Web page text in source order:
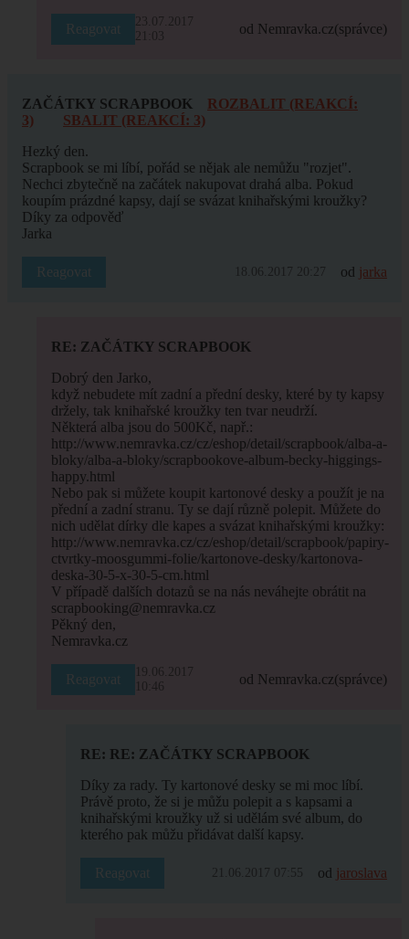
Reagovat
23.07.2017
21:03
od Nemravka.cz(správce)
ZAČÁTKY SCRAPBOOK
ROZBALIT (REAKCÍ:
3)
SBALIT (REAKCÍ: 3)
Hezký den.
Scrapbook se mi líbí, pořád se nějak ale nemůžu "rozjet".
Nechci zbytečně na začátek nakupovat drahá alba. Pokud
koupím prázdné kapsy, dají se svázat knihařskými kroužky?
Díky za odpověď
Jarka
Reagovat 18.06.2017 20:27 od jarka
RE: ZAČÁTKY SCRAPBOOK
Dobrý den Jarko,
když nebudete mít zadní a přední desky, které by ty kapsy
držely, tak knihařské kroužky ten tvar neudrží.
Některá alba jsou do 500Kč, např.:
http://www.nemravka.cz/cz/eshop/detail/scrapbook/alba-a-
bloky/alba-a-bloky/scrapbookove-album-becky-higgings-
happy.html
Nebo pak si můžete koupit kartonové desky a použít je na
přední a zadní stranu. Ty se dají různě polepit. Můžete do
nich udělat dírky dle kapes a svázat knihařskými kroužky:
http://www.nemravka.cz/cz/eshop/detail/scrapbook/papiry-
ctvrtky-moosgummi-folie/kartonove-desky/kartonova-
deska-30-5-x-30-5-cm.html
V případě dalších dotazů se na nás neváhejte obrátit na
scrapbooking@nemravka.cz
Pěkný den,
Nemravka.cz
Reagovat
19.06.2017
10:46
od Nemravka.cz(správce)
RE: RE: ZAČÁTKY SCRAPBOOK
Díky za rady. Ty kartonové desky se mi moc líbí.
Právě proto, že si je můžu polepit a s kapsami a
knihařskými kroužky už si udělám své album, do
kterého pak můžu přidávat další kapsy.
Reagovat 21.06.2017 07:55 od jaroslava